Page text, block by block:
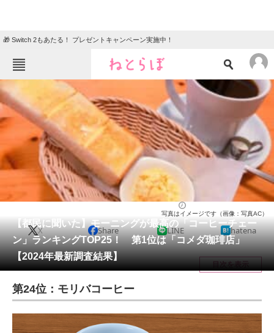
🎁 Switch 2もあたる！ プレゼントキャンペーン実施中！
ねとらぼメニュー
TOP ニュース
エンタメ クイズ
グルメ 地域
住まい 教育・育児
リサーチ
会員記事
メディア
注目記事を集めた総合ページ
ITの今と未来を見通す
スマホと通信の最新トレンド
【都民に聞いた】モーニングが最高の「コーヒーチェー
ン」ランキングTOP25！ 第1位は「コメダ珈琲店」
【2024年最新調査結果】
写真はイメージです（画像：写真AC）
X Share LINE hatena
目次を表示
第24位：モリバコーヒー